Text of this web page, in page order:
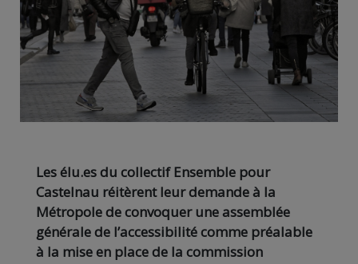
Les élu.es du collectif Ensemble pour
Castelnau réitèrent leur demande à la
Métropole de convoquer une assemblée
générale de l’accessibilité comme préalable
à la mise en place de la commission